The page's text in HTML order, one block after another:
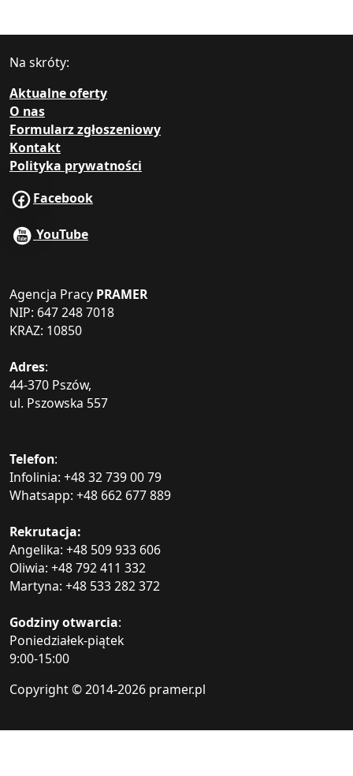
Na skróty:
Aktualne oferty
O nas
Formularz zgłoszeniowy
Kontakt
Polityka prywatności
Facebook
YouTube
Agencja Pracy PRAMER
NIP: 647 248 7018
KRAZ: 10850
Adres:
44-370 Pszów,
ul. Pszowska 557
Telefon:
Infolinia: +48 32 739 00 79
Whatsapp: +48 662 677 889
Rekrutacja:
Angelika: +48 509 933 606
Oliwia: +48 792 411 332
Martyna: +48 533 282 372
Godziny otwarcia:
Poniedziałek-piątek
9:00-15:00
Copyright © 2014-2026 pramer.pl